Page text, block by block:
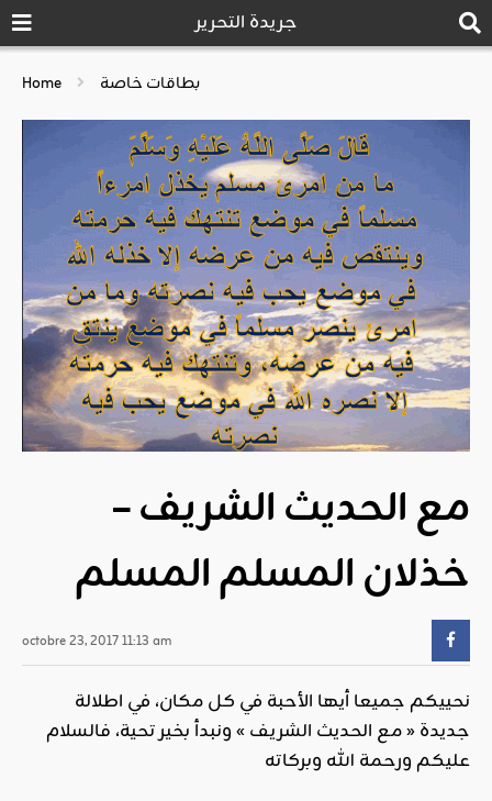
جريدة التحرير
Home بطاقات خاصة
مع الحديث الشريف –
خذلان المسلم المسلم
octobre 23, 2017 11:13 am
نحييكم جميعا أيها الأحبة في كل مكان، في اطلالة
جديدة « مع الحديث الشريف » ونبدأ بخير تحية، فالسلام
عليكم ورحمة الله وبركاته